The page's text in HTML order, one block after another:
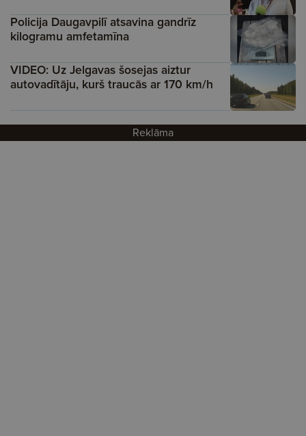
Policija Daugavpilī atsavina gandrīz
kilogramu amfetamīna
VIDEO: Uz Jelgavas šosejas aiztur
autovadītāju, kurš traucās ar 170 km/h
Reklāma